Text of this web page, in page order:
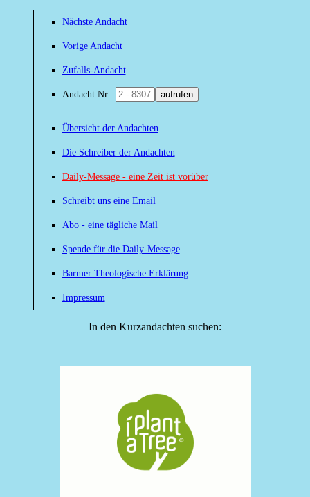
Nächste Andacht
Vorige Andacht
Zufalls-Andacht
Andacht Nr.: aufrufen
Übersicht der Andachten
Die Schreiber der Andachten
Daily-Message - eine Zeit ist vorüber
Schreibt uns eine Email
Abo - eine tägliche Mail
Spende für die Daily-Message
Barmer Theologische Erklärung
Impressum
In den Kurzandachten suchen: